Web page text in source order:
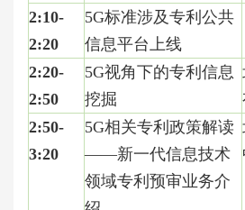
2:10-
2:20
5G标准涉及专利公共
信息平台上线
2:20-
2:50
5G视角下的专利信息
挖掘
2:50-
3:20
5G相关专利政策解读
——新一代信息技术
领域专利预审业务介